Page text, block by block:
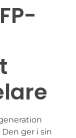
ger i sin